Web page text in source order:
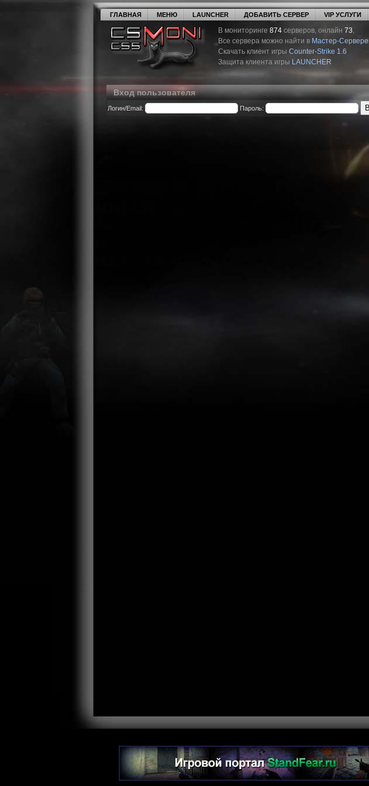
ГЛАВНАЯ МЕНЮ LAUNCHER ДОБАВИТЬ СЕРВЕР VIP УСЛУГИ
В мониторинге 874 серверов, онлайн 73,
Все сервера можно найти в Мастер-Сервере
Скачать клиент игры Counter-Strike 1.6
Защита клиента игры LAUNCHER
Вход пользователя
Логин/Email: Пароль: